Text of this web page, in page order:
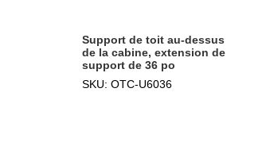
Support de toit au-dessus
de la cabine, extension de
support de 36 po
SKU: OTC-U6036